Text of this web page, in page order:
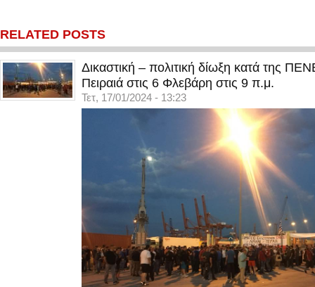
RELATED POSTS
Δικαστική – πολιτική δίωξη κατά της
Πειραιά στις 6 Φλεβάρη στις 9 π.μ.
Τετ, 17/01/2024 - 13:23